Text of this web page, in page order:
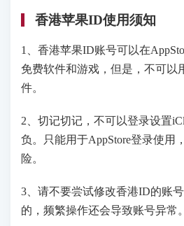
香港苹果ID使用须知
1、香港苹果ID账号可以在
免费软件和游戏，但是，不可以
件。
2、切记切记，不可以登录设置
负。只能用于AppStore登录使用
险。
3、请不要尝试修改香港ID的账
的，频繁操作还会导致账号异常。